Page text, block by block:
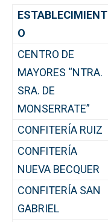
ESTABLECIMIENT
O
CENTRO DE
MAYORES “NTRA.
SRA. DE
MONSERRATE”
CONFITERÍA RUIZ
CONFITERÍA
NUEVA BECQUER
CONFITERÍA SAN
GABRIEL